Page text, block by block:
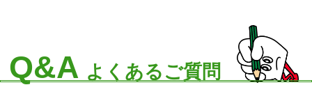
Q&A よくあるご質問